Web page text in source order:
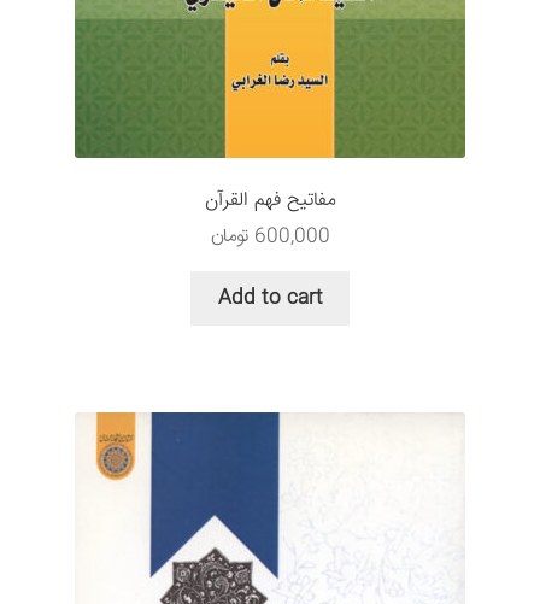
مفاتیح فهم القرآن
600,000 تومان
Add to cart